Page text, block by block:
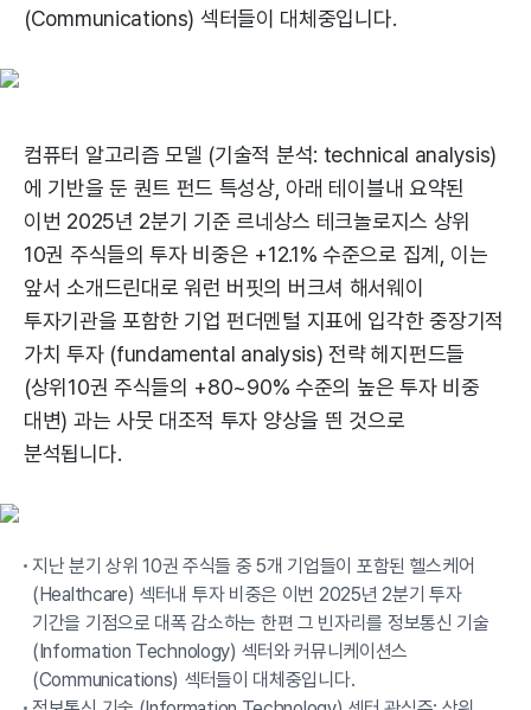
(Communications) 섹터들이 대체중입니다.
컴퓨터 알고리즘 모델 (기술적 분석: technical analysis)
에 기반을 둔 퀀트 펀드 특성상, 아래 테이블내 요약된
이번 2025년 2분기 기준 르네상스 테크놀로지스 상위
10권 주식들의 투자 비중은 +12.1% 수준으로 집계, 이는
앞서 소개드린대로 워런 버핏의 버크셔 해서웨이
투자기관을 포함한 기업 펀더멘털 지표에 입각한 중장기적
가치 투자 (fundamental analysis) 전략 헤지펀드들
(상위10권 주식들의 +80~90% 수준의 높은 투자 비중
대변) 과는 사뭇 대조적 투자 양상을 띈 것으로
분석됩니다.
지난 분기 상위 10권 주식들 중 5개 기업들이 포함된 헬스케어
(Healthcare) 섹터내 투자 비중은 이번 2025년 2분기 투자
기간을 기점으로 대폭 감소하는 한편 그 빈자리를 정보통신 기술
(Information Technology) 섹터와 커뮤니케이션스
(Communications) 섹터들이 대체중입니다.